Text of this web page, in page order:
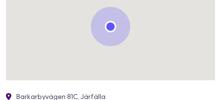
Barkarbyvägen 81C, Järfälla